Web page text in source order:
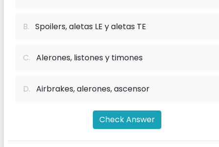
B. Spoilers, aletas LE y aletas TE
C. Alerones, listones y timones
D. Airbrakes, alerones, ascensor
Check Answer